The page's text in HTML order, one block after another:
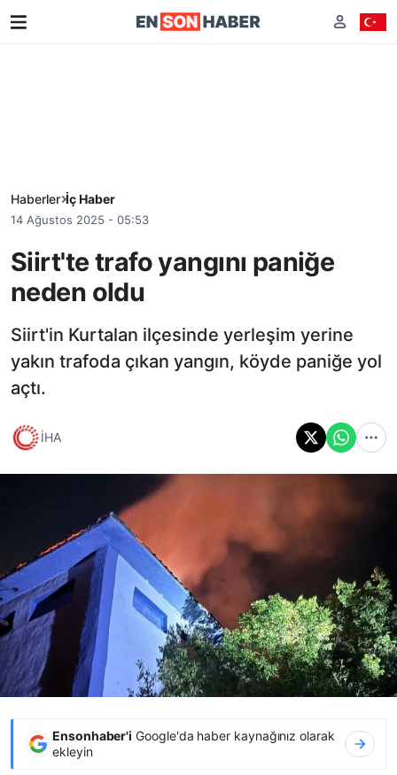
Haberler İç Haber
14 Ağustos 2025 - 05:53
Siirt'te trafo yangını paniğe
neden oldu
Siirt'in Kurtalan ilçesinde yerleşim yerine
yakın trafoda çıkan yangın, köyde paniğe yol
açtı.
İHA
Ensonhaber'i Google'da haber kaynağınız olarak
ekleyin